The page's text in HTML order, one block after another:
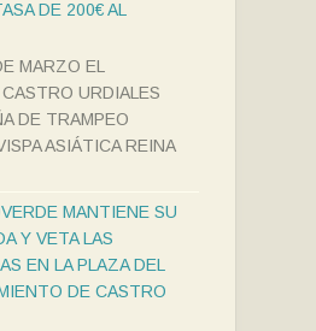
DE 200€ AL
MARZO EL
URDIALES
DE TRAMPEO
ASIÁTICA REINA
MANTIENE SU
Y VETA LAS
EN LA PLAZA DEL
DE CASTRO